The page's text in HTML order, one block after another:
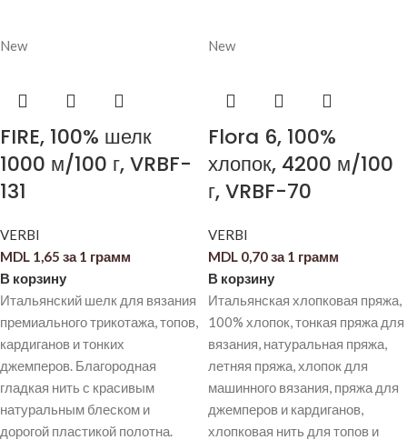
New
FIRE, 100% шелк
1000 м/100 г, VRBF-
131
VERBI
MDL 1,65 за 1 грамм
В корзину
Итальянский шелк для вязания
премиального трикотажа, топов,
кардиганов и тонких
джемперов. Благородная
гладкая нить с красивым
натуральным блеском и
дорогой пластикой полотна.
New
Flora 6, 100%
хлопок, 4200 м/100
г, VRBF-70
VERBI
MDL 0,70за 1 грамм
В корзину
Итальянская хлопковая пряжа,
100% хлопок, тонкая пряжа для
вязания, натуральная пряжа,
летняя пряжа, хлопок для
машинного вязания, пряжа для
джемперов и кардиганов,
хлопковая нить для топов и